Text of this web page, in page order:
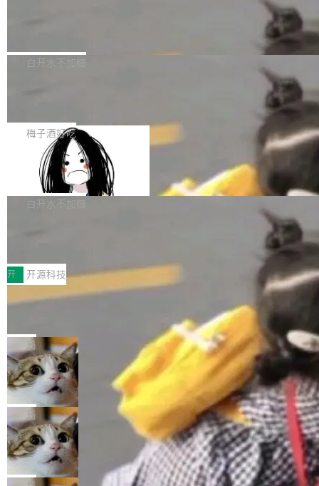
获配9...
题，该问题可能导致在旧版 Linux 内核...
P）！这一里程碑不仅标志着 Fluss 迈入新的发
长期停止内容更新，未能实现其作为“AI版维基百
提交的编辑请求也长期处于待处理状态。 Groki
pedia 于去年底上线，定位为由人工智能生成内
容的百科平台，被马斯克视为传统众包百科网站
维基百科的替代方案。Lawfare 调查发现，无论
热门页面还是低关注度页面，均未出现近期更
白开水不加糖
是这样的：配 MessageSource 的 Bean、写 R
eloadableResourceBundleMessageSource、
声明 LocaleResolver、注册 LocaleChangeInt
erceptor…五六步之后才能看到第一行翻译文
本。 Solon 换了个方式。整个 i18n 模块围绕三
梅子酒好吃
Apache Doris 4.1 全面增强 Iceberg：
支持 UPDATE、MERGE INTO 与 Iceb
erg V3
Apache Doris 4.1 要补齐的，正是缺失的那一
半。在已有查询能力的基础上，Doris 进一步支
常维护操作，并完整支持 Iceberg V3 格式。
白开水不加糖
村国家自主创新示范区会议中心开幕。本届大会
由中关村智联软件服务业质量创新联盟主办，以
“智构可信·质创未来——AI原生时代的质量新范
式”为主题，直面AI从实验室走向规模化产业落地
的核心质量命题。会上，《2026智能研发生产力
工具选型手册》发布，Testin云测的Testin XAge
nt智能测试系统入选AI测试领域代表产品。对CI
O而言，这提示了一个转变：AI测试正在从效率
工具升级为企业的质量基础设施。 CIO面对的新
现实 过去两年，CIO们的焦虑清单上多了两项：
一是如何让大模型和智能体应用安全地从PoC走
向生产，二是如何让测试团队跟得上AI应用...
开 开源科技
让非法状态不可表示：一篇关于 ADT
有一种东西，一旦用过就回不去了。Alex Fedos
eev 管它叫"软件设计的基石"。 他说的东西不新
鲜——代数数据类型（ADT），尤其是和类型
（sum type）。但他说清楚了一件事：这不是类
型系统的学术体操，是日常编码的思维方式。 文
章从一个简单的例子切入。一个网站的深色主题
设置，如果用布尔值 + 可空字段来表示——bool
ean 表示是否可切换，nullable 的默认模式、浅
色方案、深色方案——会产生大量无意义的组
合。方案缺了、配置冲突了、全 null 了。要知道
局
Cloudflare 开源内部企业 AI 平台 Clou
dflare OS
Cloudflare 发布了一个开源项目 Cloudflare O
S。如果你只看官方博客，你会觉得这是又一
个"AI 知识库 + 聊天机器人"——每个大厂都在
做，没什么新鲜的。 但 Kenton Varda 在 Twitte
r 上把事情说清楚了： 今天我们发布了 Cloudfla
re OS，一个带连接器的聊天机器人，跟其他所
局
Deno 团队开源 Celld，可自托管的分
布式 Durable Objects
Ryan Dahl 领导的 Deno 团队推出了最新开源项
目 Celld，一个能在自己机器上运行 Cloudflare